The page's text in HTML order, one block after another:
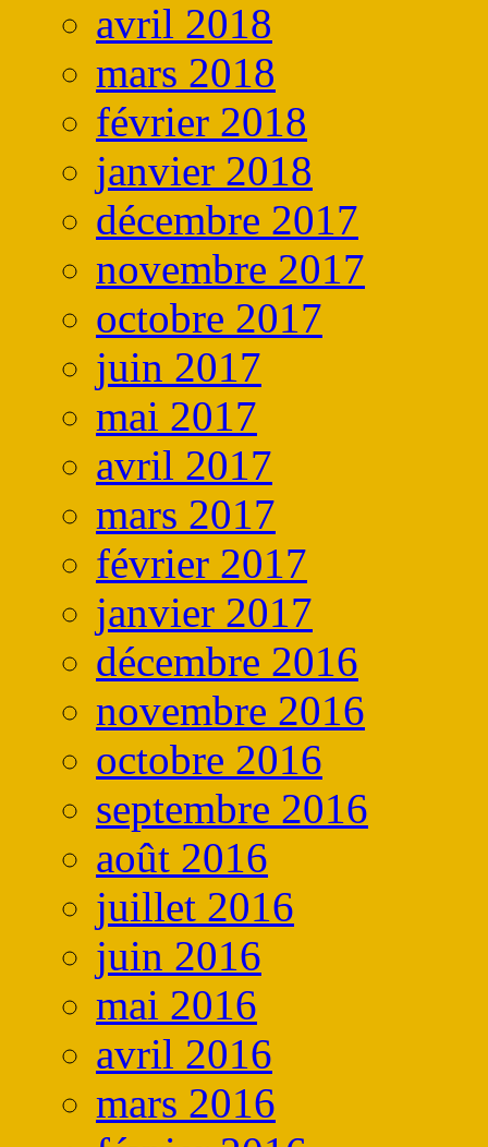
avril 2018
mars 2018
février 2018
janvier 2018
décembre 2017
novembre 2017
octobre 2017
juin 2017
mai 2017
avril 2017
mars 2017
février 2017
janvier 2017
décembre 2016
novembre 2016
octobre 2016
septembre 2016
août 2016
juillet 2016
juin 2016
mai 2016
avril 2016
mars 2016